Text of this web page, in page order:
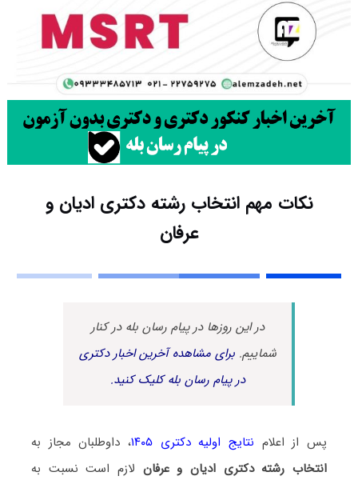
نکات مهم انتخاب رشته دکتری ادیان و
عرفان
در این روزها در پیام رسان بله در کنار
شماییم.برای مشاهده آخرین اخبار دکتری
در پیام رسان بله کلیک کنید.
پس از اعلام نتایج اولیه دکتری ۱۴۰۵
، داوطلبان مجاز به
انتخاب رشته دکتری ادیان و عرفان لازم است نسبت به